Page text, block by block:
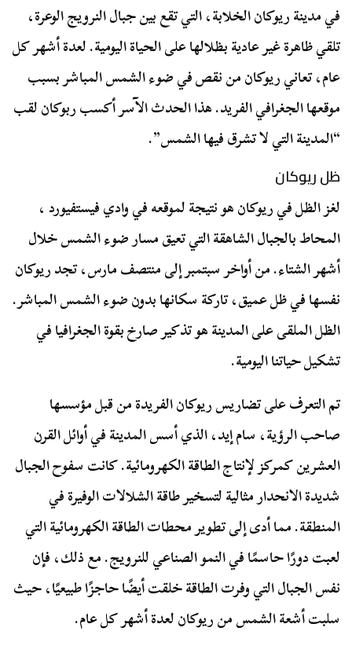
في مدينة ريوكان الخلابة، التي تقع بين جبال النرويج الوعرة،
تلقي ظاهرة غير عادية بظلالها على الحياة اليومية. لعدة أشهر كل
عام، تعاني ريوكان من نقص في ضوء الشمس المباشر بسبب
موقعها الجغرافي الفريد. هذا الحدث الآسر أكسب ربوكان لقب
“المدينة التي لا تشرق فيها الشمس”.
ظل ريوكان
لغز الظل في ريوكان هو نتيجة لموقعه في وادي فيستفيورد ،
المحاط بالجبال الشاهقة التي تعيق مسار ضوء الشمس خلال
أشهر الشتاء. من أواخر سبتمبر إلى منتصف مارس، تجد ريوكان
نفسها في ظل عميق، تاركة سكانها بدون ضوء الشمس المباشر.
الظل الملقى على المدينة هو تذكير صارخ بقوة الجغرافيا في
تشكيل حياتنا اليومية.
تم التعرف على تضاريس ريوكان الفريدة من قبل مؤسسها
صاحب الرؤية، سام إيد، الذي أسس المدينة في أوائل القرن
العشرين كمركز لإنتاج الطاقة الكهرومائية. كانت سفوح الجبال
شديدة الانحدار مثالية لتسخير طاقة الشلالات الوفيرة في
المنطقة. مما أدى إلى تطوير محطات الطاقة الكهرومائية التي
لعبت دورًا حاسمًا في النمو الصناعي للنرويج. مع ذلك، فإن
نفس الجبال التي وفرت الطاقة خلقت أيضًا حاجزًا طبيعيًا، حيث
سلبت أشعة الشمس من ريوكان لعدة أشهر كل عام.